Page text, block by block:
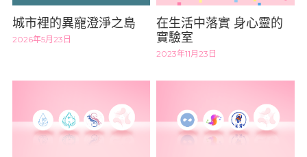
城市裡的異寵澄淨之島
2026年5月23日
在生活中落實 身心靈的
實驗室
2023年11月23日